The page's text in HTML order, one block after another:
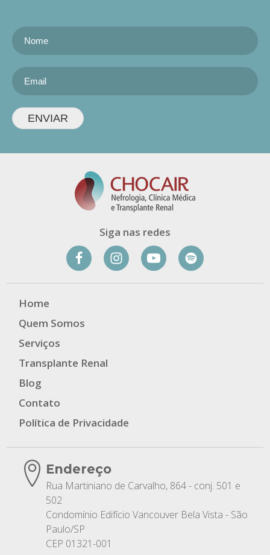
ENVIAR
Siga nas redes
Home
Quem Somos
Serviços
Transplante Renal
Blog
Contato
Política de Privacidade
Endereço
Rua Martiniano de Carvalho, 864 - conj. 501 e
502
Condomínio Edifício Vancouver Bela Vista - São
Paulo/SP
CEP 01321-001